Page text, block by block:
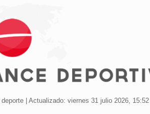
| Actualizado: viernes 31 julio 2026, 15:52